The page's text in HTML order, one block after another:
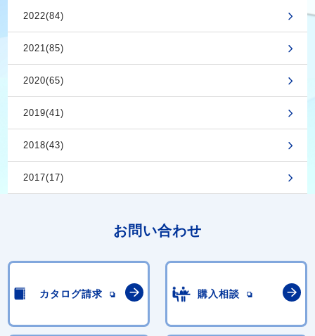
2022(84)
2021(85)
2020(65)
2019(41)
2018(43)
2017(17)
お問い合わせ
カタログ請求 購入相談